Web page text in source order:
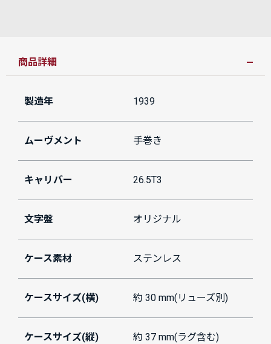
商品詳細
製造年 1939
ムーヴメント 手巻き
キャリバー 26.5T3
文字盤 オリジナル
ケース素材 ステンレス
ケースサイズ(横) 約 30 mm(リューズ別)
ケースサイズ(縦) 約 37 mm(ラグ含む)